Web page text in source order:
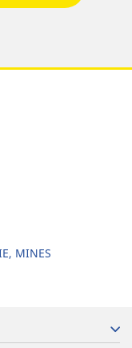
MINES